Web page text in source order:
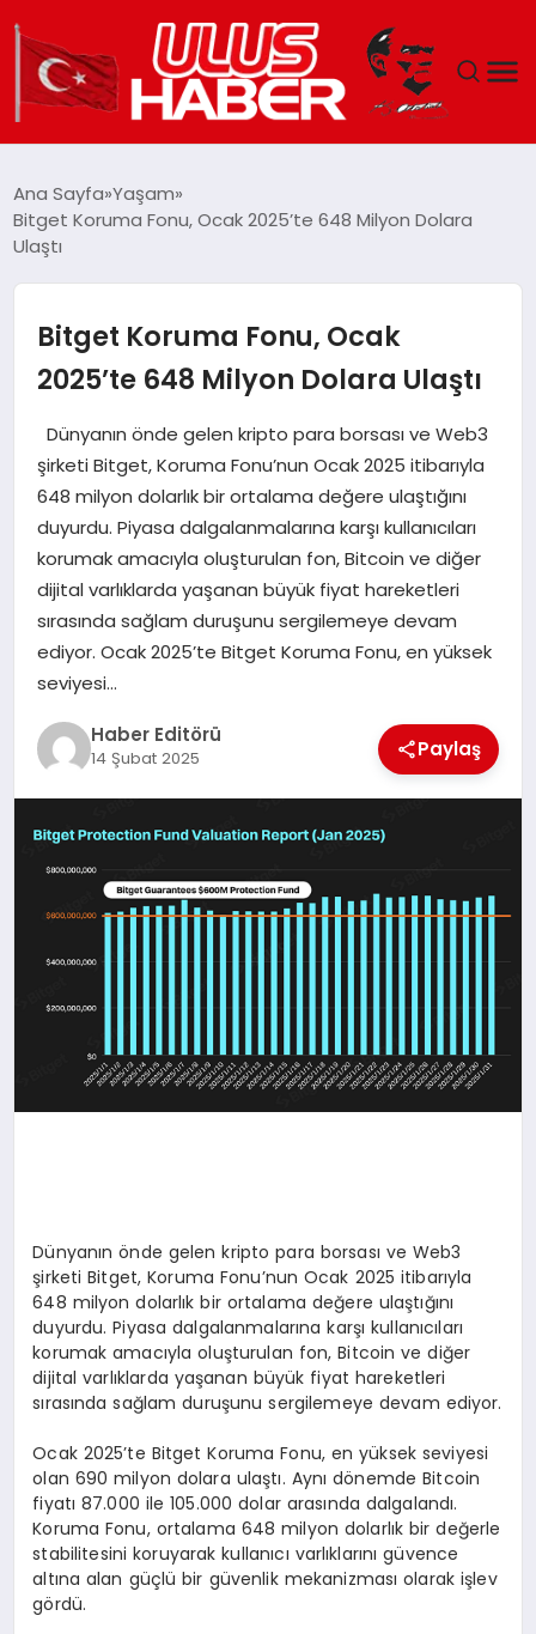
DÜNYA
SIYASET
TEKNOLOJI
EĞITIM
MAGAZIN
YAŞAM
Ana Sayfa Yaşam
Bitget Koruma Fonu, Ocak 2025’te 648 Milyon Dolara
Ulaştı
Bitget Koruma Fonu, Ocak
2025’te 648 Milyon Dolara Ulaştı
Dünyanın önde gelen kripto para borsası ve Web3
şirketi Bitget, Koruma Fonu’nun Ocak 2025 itibarıyla
648 milyon dolarlık bir ortalama değere ulaştığını
duyurdu. Piyasa dalgalanmalarına karşı kullanıcıları
korumak amacıyla oluşturulan fon, Bitcoin ve diğer
dijital varlıklarda yaşanan büyük fiyat hareketleri
sırasında sağlam duruşunu sergilemeye devam
ediyor. Ocak 2025’te Bitget Koruma Fonu, en yüksek
seviyesi…
Haber Editörü
14 Şubat 2025 Paylaş
Dünyanın önde gelen kripto para borsası ve Web3
şirketi Bitget, Koruma Fonu’nun Ocak 2025 itibarıyla
648 milyon dolarlık bir ortalama değere ulaştığını
duyurdu. Piyasa dalgalanmalarına karşı kullanıcıları
korumak amacıyla oluşturulan fon, Bitcoin ve diğer
dijital varlıklarda yaşanan büyük fiyat hareketleri
sırasında sağlam duruşunu sergilemeye devam ediyor.
Ocak 2025’te Bitget Koruma Fonu, en yüksek seviyesi
olan 690 milyon dolara ulaştı. Aynı dönemde Bitcoin
fiyatı 87.000 ile 105.000 dolar arasında dalgalandı.
Koruma Fonu, ortalama 648 milyon dolarlık bir değerle
stabilitesini koruyarak kullanıcı varlıklarını güvence
altına alan güçlü bir güvenlik mekanizması olarak işlev
gördü.